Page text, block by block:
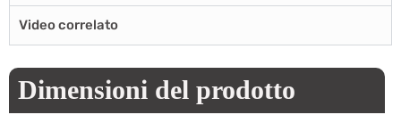
Video correlato
Dimensioni del prodotto